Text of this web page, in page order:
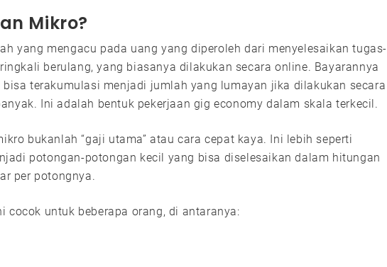
Mikro?
yang mengacu pada uang yang diperoleh dari menyelesaikan tugas-
berulang, yang biasanya dilakukan secara online. Bayarannya
terakumulasi menjadi jumlah yang lumayan jika dilakukan secara
Ini adalah bentuk pekerjaan gig economy dalam skala terkecil.
bukanlah “gaji utama” atau cara cepat kaya. Ini lebih seperti
potongan-potongan kecil yang bisa diselesaikan dalam hitungan
per potongnya.
cocok untuk beberapa orang, di antaranya: